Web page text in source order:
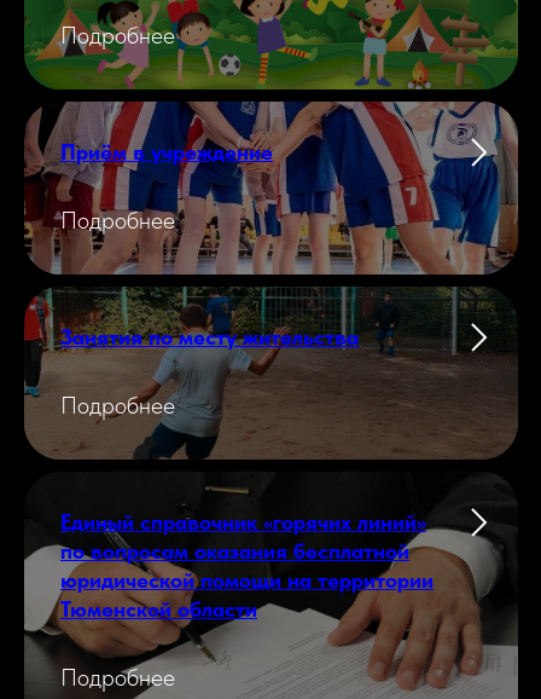
Подробнее
Приём в учреждение
Подробнее
Занятия по месту жительства
Подробнее
Единый справочник «горячих линий»
по вопросам оказания бесплатной
юридической помощи на территории
Тюменской области
Подробнее